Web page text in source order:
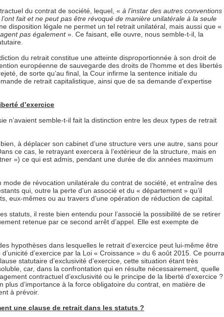
du contrat de société, lequel, « à l’instar des autres conventions
fait et ne peut pas être révoqué de manière unilatérale à la seule
disposition légale ne permet un tel retrait unilatéral, mais aussi que «
pas également». Ce faisant, elle ouvre, nous semble-t-il, la
du retrait constitue une atteinte disproportionnée à son droit de
européenne de sauvegarde des droits de l’homme et des libertés
de sorte qu’au final, la Cour infirme la sentence initiale du
de retrait capitalistique, ainsi que de sa demande d’expertise
d’exercice
n’avaient semble-t-il fait la distinction entre les deux types de retrait
à déplacer son cabinet d’une structure vers une autre, sans pour
ce cas, le retrayant exercera à l’extérieur de la structure, mais en
») ce qui est admis, pendant une durée de dix années maximum
de révocation unilatérale du contrat de société, et entraîne des
qui, outre la perte d’un associé et du « département » qu’il
eux-mêmes ou au travers d’une opération de réduction de capital.
statuts, il reste bien entendu pour l’associé la possibilité de se retirer
retenue par ce second arrêt d’appel. Elle est exempte de
hypothèses dans lesquelles le retrait d’exercice peut lui-même être
d’exercice par la Loi « Croissance » du 6 août 2015. Ce pourra
statutaire d’exclusivité d’exercice, cette situation étant très
car, dans la confrontation qui en résulte nécessairement, quelle
contractuel d’exclusivité ou le principe de la liberté d’exercice ?
d’importance à la force obligatoire du contrat, en matière de
à prévoir.
une clause de retrait dans les statuts ?